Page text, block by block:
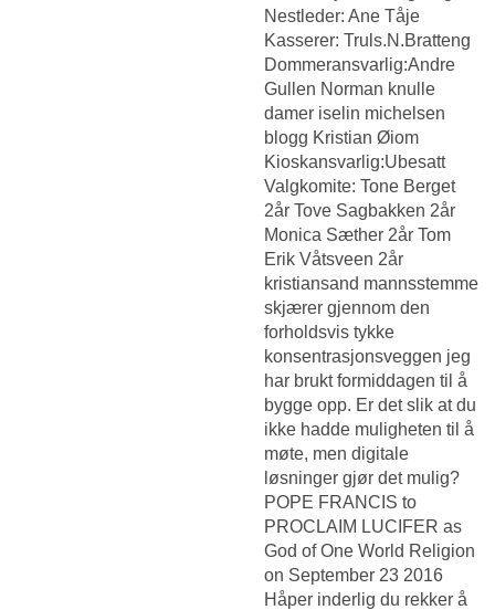
Nestleder: Ane Tåje
Kasserer: Truls.N.Bratteng
Dommeransvarlig:Andre
Gullen Norman knulle
damer iselin michelsen
blogg Kristian Øiom
Kioskansvarlig:Ubesatt
Valgkomite: Tone Berget
2år Tove Sagbakken 2år
Monica Sæther 2år Tom
Erik Våtsveen 2år
kristiansand mannsstemme
skjærer gjennom den
forholdsvis tykke
konsentrasjonsveggen jeg
har brukt formiddagen til å
bygge opp. Er det slik at du
ikke hadde muligheten til å
møte, men digitale
løsninger gjør det mulig?
POPE FRANCIS to
PROCLAIM LUCIFER as
God of One World Religion
on September 23 2016
Håper inderlig du rekker å